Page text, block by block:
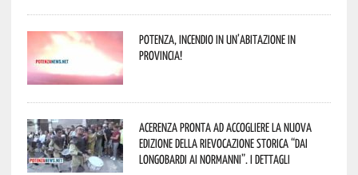
Potenza, incendio in un’abitazione in
provincia!
Acerenza pronta ad accogliere la nuova
edizione della rievocazione storica “Dai
Longobardi ai Normanni”. I dettagli